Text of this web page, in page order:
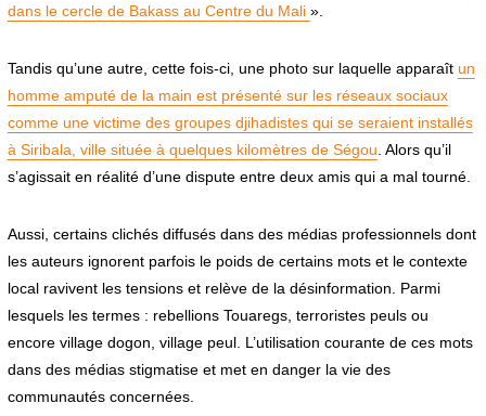
dans le cercle de Bakass au Centre du Mali ».
Tandis qu’une autre, cette fois-ci, une photo sur laquelle apparaît un
homme amputé de la main est présenté sur les réseaux sociaux
comme une victime des groupes djihadistes qui se seraient installés
à Siribala, ville située à quelques kilomètres de Ségou . Alors qu’il
s’agissait en réalité d’une dispute entre deux amis qui a mal tourné.
Aussi, certains clichés diffusés dans des médias professionnels dont
les auteurs ignorent parfois le poids de certains mots et le contexte
local ravivent les tensions et relève de la désinformation. Parmi
lesquels les termes : rebellions Touaregs, terroristes peuls ou
encore village dogon, village peul. L’utilisation courante de ces mots
dans des médias stigmatise et met en danger la vie des
communautés concernées.